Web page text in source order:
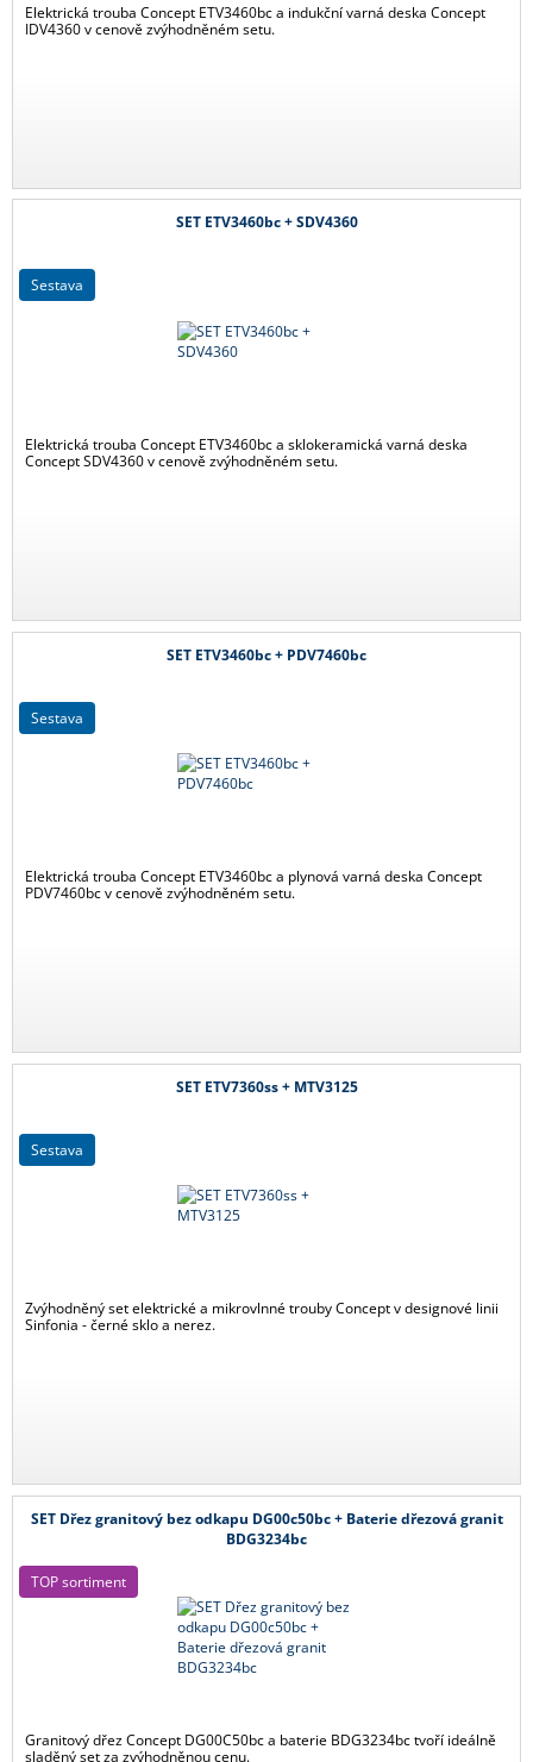
Elektrická trouba Concept ETV3460bc a indukční varná deska Concept
IDV4360 v cenově zvýhodněném setu.
SET ETV3460bc + SDV4360
Elektrická trouba Concept ETV3460bc a sklokeramická varná deska
Concept SDV4360 v cenově zvýhodněném setu.
sestava
SET ETV3460bc + PDV7460bc
Elektrická trouba Concept ETV3460bc a plynová varná deska Concept
PDV7460bc v cenově zvýhodněném setu.
sestava
SET ETV7360ss + MTV3125
Zvýhodněný set elektrické a mikrovlnné trouby Concept v designové linii
Sinfonia - černé sklo a nerez.
sestava
SET Dřez granitový bez odkapu DG00c50bc + Baterie dřezová granit
BDG3234bc
Granitový dřez Concept DG00C50bc a baterie BDG3234bc tvoří ideálně
sladěný set za zvýhodněnou cenu.
TOP sortiment